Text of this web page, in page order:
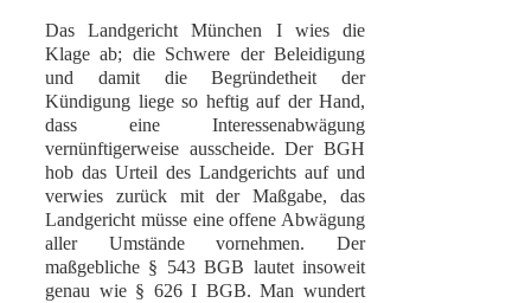
Das Landgericht München I wies die
Klage ab; die Schwere der Beleidigung
und damit die Begründetheit der
Kündigung liege so heftig auf der Hand,
dass eine Interessenabwägung
vernünftigerweise ausscheide. Der BGH
hob das Urteil des Landgerichts auf und
verwies zurück mit der Maßgabe, das
Landgericht müsse eine offene Abwägung
aller Umstände vornehmen. Der
maßgebliche § 543 BGB lautet insoweit
genau wie § 626 I BGB. Man wundert